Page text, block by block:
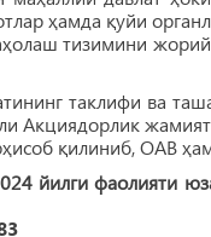
ҳамда қуйи
тизимини
таклифи ва
Акциядорлик
қилиниб, ОАВ
йилги фаолияти